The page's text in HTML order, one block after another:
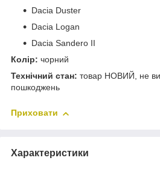
Dacia Duster
Dacia Logan
Dacia Sandero II
Колір: чорний
Технічний стан: товар НОВИЙ, не
пошкоджень
Приховати
Характеристики